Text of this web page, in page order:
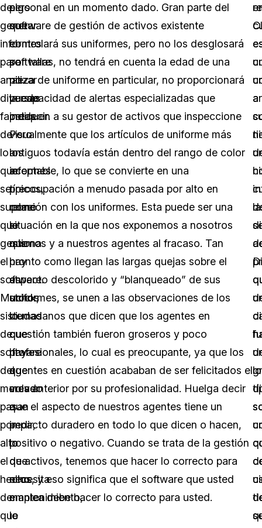
de
generar
informes
para
analizar
diversas
facetas
de
lo
que
se
supone
que
gestiona
el
software.
Muchos
sistemas
de
software
del
mercado
pasan
por
alto
el
hecho
de
que
algo
que
el
software
no
puede
predecir.
Pero
los
informes
típicos,
como
lo
que
hay
en
stock,
lo
que
hay
que
volver
a
pedir,
lo
que
necesita
mantenimiento,
lo
personal en un momento dado. Gran parte del
software de gestión de activos existente
controlará sus uniformes, pero no los desglosará
por tallas, no tendrá en cuenta la edad de una
pieza de uniforme en particular, no proporcionará
la capacidad de alertas especializadas que
indiquen a su gestor de activos que inspeccione
visualmente que los artículos de uniforme más
antiguos todavía están dentro del rango de color
aceptable, lo que se convierte en una
preocupación a menudo pasada por alto en
relación con los uniformes. Esta puede ser una
situación en la que nos exponemos a nosotros
mismos y a nuestros agentes al fracaso. Tan
pronto como llegan las largas quejas sobre el
aspecto descolorido y “blanqueado” de sus
uniformes, se unen a las observaciones de los
ciudadanos que dicen que los agentes en
cuestión también fueron groseros y poco
profesionales, lo cual es preocupante, ya que los
agentes en cuestión acababan de ser felicitados el
mes anterior por su profesionalidad. Huelga decir
que el aspecto de nuestros agentes tiene un
impacto duradero en todo lo que dicen o hacen,
positivo o negativo. Cuando se trata de la gestión
de activos, tenemos que hacer lo correcto para
ellos, y eso significa que el software que usted
emplea debe hacer lo correcto para usted.
a
lo